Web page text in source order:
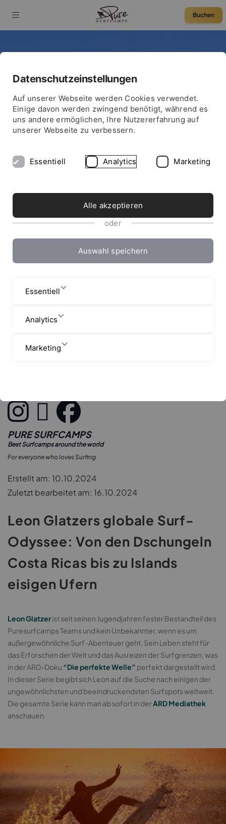
Buchen
ZU DEN EXTREMSTEN SURFSPOTS – VON COSTA RICA BIS
Leon Glatzer: Auf
der Suche nach der
PURE SURFCAMPS
Best Surfcamps around the world
For everyone who loves Surfing
Erstellt am: 10.10.2024
Zuletzt bearbeitet am: 16.10.2024
Leon Glatzers globale Surf-
Odyssee: Von den Dschungeln
Costa Ricas bis zu Islands
eisigen Ufern
Leon Glatzerist seit seinen Jugendjahren fester Bestandteil des
Puresurfcamps Teams und kein Unbekannter, wenn es um
außergewöhnliche Surf-Abenteuer geht. Sein Leben steht für
das Erforschen der Welt und das Ausreizen der Surfgrenzen, was
in der ARD-Doku “Die perfekte Welle” perfekt dargestellt wird.
In dieser Serie begibt sich Leon auf die Suche nach einigen der
ungewöhnlichsten und beeindruckendsten Surfspots weltweit.
Die gesamte Serie kann man ab sofort in derARD Mediathek
anschauen.
Datenschutzeinstellungen
Auf unserer Webseite werden Cookies verwendet.
Einige davon werden zwingend benötigt, während es
uns andere ermöglichen, Ihre Nutzererfahrung auf
unserer Webseite zu verbessern.
Essentiell Analytics Marketing
Alle akzeptieren
oder
Auswahl speichern
Essentiell
Analytics
Marketing